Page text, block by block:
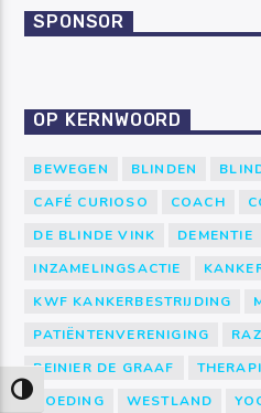
Keuze voor hoog contrast
SPONSOR
OP KERNWOORD
BEWEGEN BLINDEN
CAFÉ CURIOSO
COACH
DE BLINDE VINK
DEMENTIE
INZAMELINGSACTIE
KWF KANKERBESTRIJDING
PATIËNTENVERENIGING
REINIER DE GRAAF
VOEDING
WESTLAND